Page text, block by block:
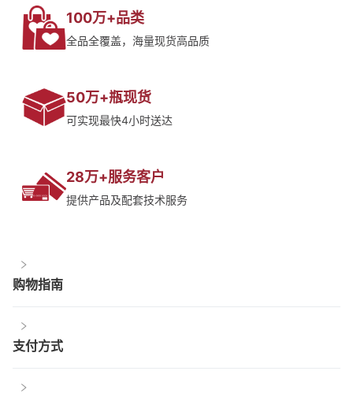
100万+品类
全品全覆盖，海量现货高品质
50万+瓶现货
可实现最快4小时送达
28万+服务客户
提供产品及配套技术服务
购物指南
支付方式